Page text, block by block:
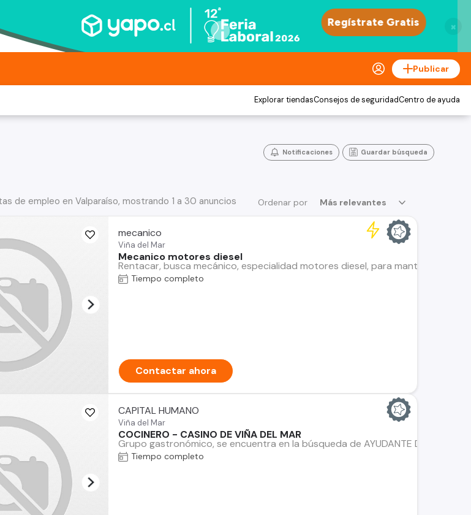
×
Publicar
Explorar tiendasConsejos de seguridadCentro de ayuda
Notificaciones Guardar búsqueda
Ordenar por Más relevantes
de empleo en Valparaíso, mostrando 1 a 30 anuncios
mecanico
Viña del Mar
Mecanico motores diesel
Rentacar, busca mecánico, especialidad motores diesel, para mantención
Tiempo completo
Contactar ahora
CAPITAL HUMANO
Viña del Mar
COCINERO - CASINO DE VIÑA DEL MAR
Grupo gastronómico, se encuentra en la búsqueda de AYUDANTE DE
Tiempo completo